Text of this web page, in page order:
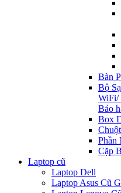
Bàn
Bộ
WiFi/
Bảo
Box
Phần
Cặp
Laptop cũ
Laptop Dell
Laptop Asus Cũ